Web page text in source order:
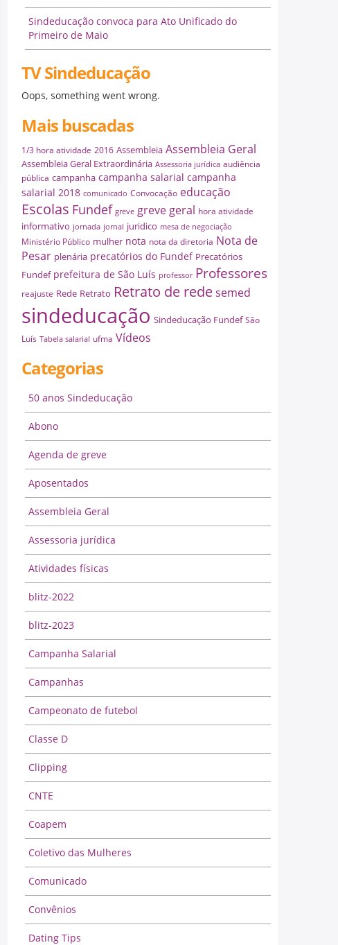
Sindeducação convoca para Ato Unificado do
Primeiro de Maio
TV Sindeducação
Oops, something went wrong.
Mais buscadas
1/3 hora atividade 2016 Assembleia Assembleia Geral
Assembleia Geral Extraordinária Assessoria jurídica audiência
pública campanha campanha salarial campanha
salarial 2018 comunicado Convocação educação
Escolas Fundef greve greve geral hora atividade
informativo jornada jornal juridico mesa de negociação
Ministério Público mulher nota nota da diretoria Nota de
Pesar plenária precatórios do Fundef Precatórios
Fundef prefeitura de São Luís professor Professores
reajuste Rede Retrato Retrato de redesemed
sindeducação Sindeducação Fundef São
Luís Tabela salarial ufma Vídeos
Categorias
50 anos Sindeducação
Abono
Agenda de greve
Aposentados
Assembleia Geral
Assessoria jurídica
Atividades físicas
blitz-2022
blitz-2023
Campanha Salarial
Campanhas
Campeonato de futebol
Classe D
Clipping
CNTE
Coapem
Coletivo das Mulheres
Comunicado
Convênios
Dating Tips